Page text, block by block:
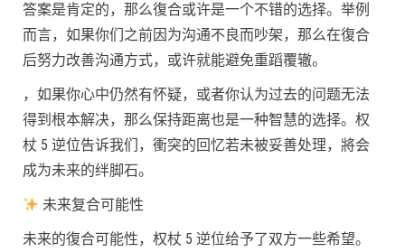
答案是肯定的，那么復合或许是一个不错的选择。举例
而言，如果你们之前因为沟通不良而吵架，那么在復合
后努力改善沟通方式，或许就能避免重蹈覆辙。
，如果你心中仍然有怀疑，或者你认为过去的问题无法
得到根本解决，那么保持距离也是一种智慧的选择。权
杖 5 逆位告诉我们，衝突的回忆若未被妥善处理，將会
成为未来的绊脚石。
未来复合可能性
未来的復合可能性，权杖 5 逆位给予了双方一些希望。